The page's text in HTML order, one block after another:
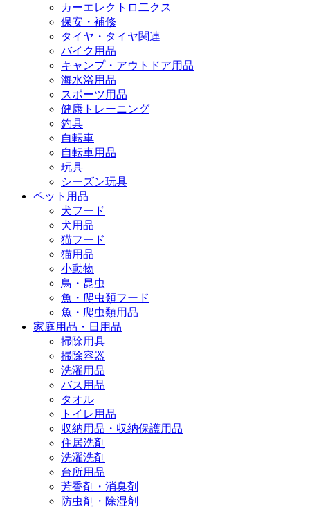
カーエレクトロ二クス
保安・補修
タイヤ・タイヤ関連
バイク用品
キャンプ・アウトドア用品
海水浴用品
スポーツ用品
健康トレーニング
釣具
自転車
自転車用品
玩具
シーズン玩具
ペット用品
犬フード
犬用品
猫フード
猫用品
小動物
鳥・昆虫
魚・爬虫類フード
魚・爬虫類用品
家庭用品・日用品
掃除用具
掃除容器
洗濯用品
バス用品
タオル
トイレ用品
収納用品・収納保護用品
住居洗剤
洗濯洗剤
台所用品
芳香剤・消臭剤
防虫剤・除湿剤